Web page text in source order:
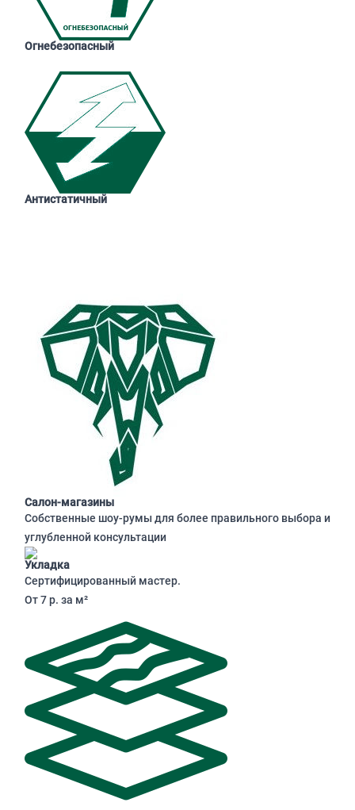
Огнебезопасный
Антистатичный
Салон-магазины
Собственные шоу-румы для более правильного выбора и
углубленной консультации
Укладка
Сертифицированный мастер.
От 7 р. за м²